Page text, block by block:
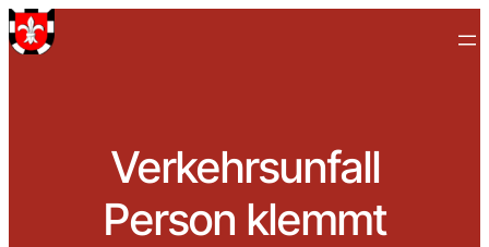
Verkehrsunfall
Person klemmt